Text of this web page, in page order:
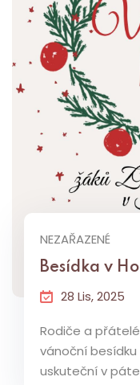
NEZAŘAZENÉ
Besídka v
28 Lis, 2025
Rodiče a
vánoční besídku
uskuteční v